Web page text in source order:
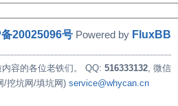
20025096号 Powered by FluxBB
容的各位老铁们。 QQ: 516333132, 微信
/挖坑网/填坑网) service@whycan.cn